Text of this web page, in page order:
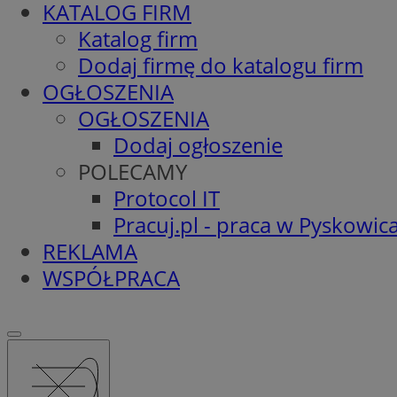
KATALOG FIRM
Katalog firm
Dodaj firmę do katalogu firm
OGŁOSZENIA
OGŁOSZENIA
Dodaj ogłoszenie
POLECAMY
Protocol IT
Pracuj.pl - praca w
REKLAMA
WSPÓŁPRACA